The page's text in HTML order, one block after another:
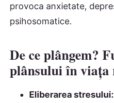
provoca anxietate,
psihosomatice.
De ce plângem?
plânsului în viața
Eliberarea stresului: